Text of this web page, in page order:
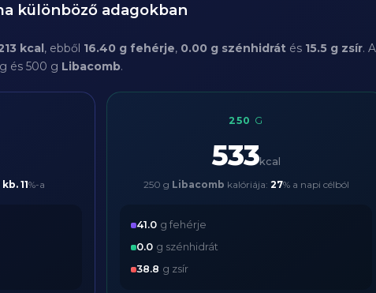
különböző adagokban
kcal, ebből 16.40 g fehérje, 0.00 g szénhidrát és 15.5 g zsír.
és 500 g Libacomb.
kb. 11%-a
250 G
533kcal
250 g Libacomb kalóriája: 27% a napi célból
41.0 g fehérje
0.0 g szénhidrát
38.8 g zsír